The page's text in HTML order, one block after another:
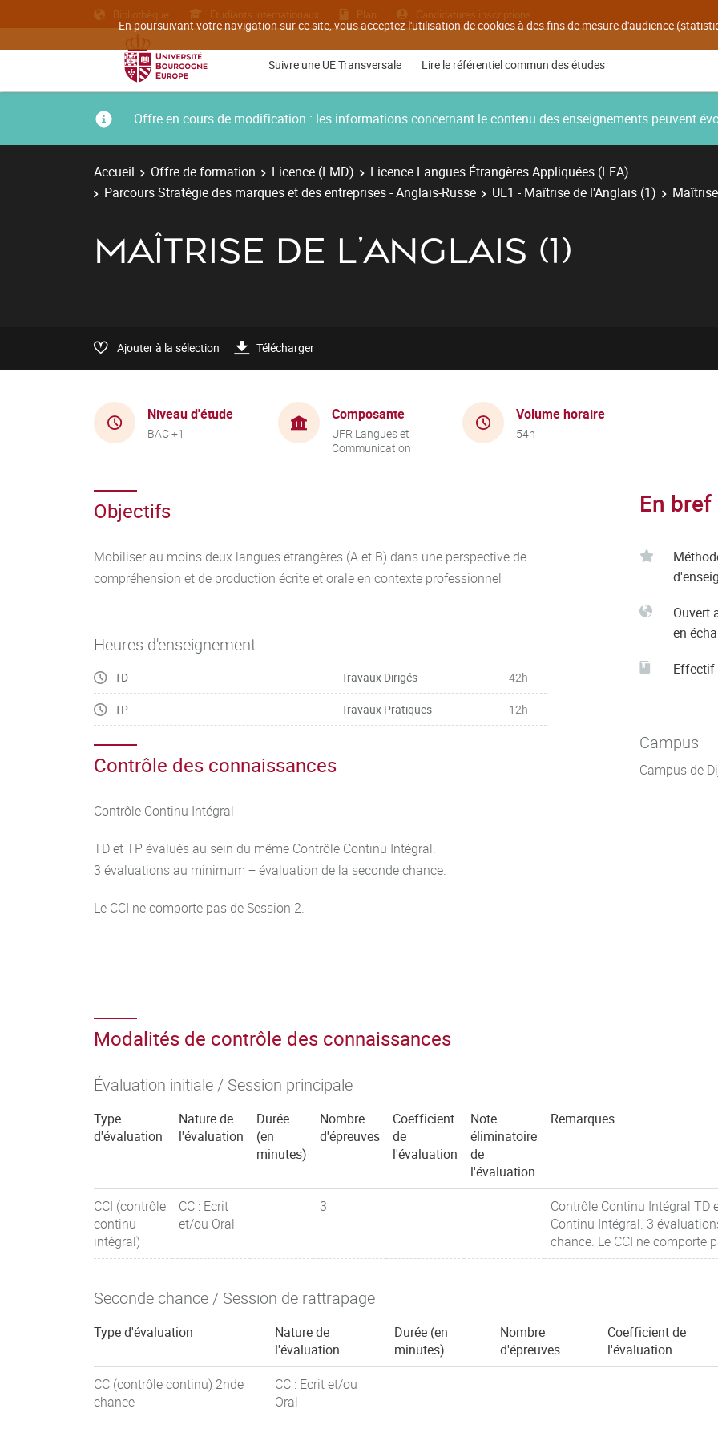
En poursuivant votre navigation sur ce site, vous acceptez l'utilisation de cookies à des fins de mesure d'audience
Bibliothèque Etudiants internationaux Plan Candidatures inscriptions
Suivre une UE Transversale Lire le référentiel commun des études
Offre en cours de modification : les informations concernant le contenu des enseignements peuvent
Accueil Offre de formation Licence (LMD)
Licence Langues Étrangères Appliquées (LEA)
Parcours Stratégie des marques et des entreprises - Anglais-Russe
UE1 - Maîtrise de l'Anglais (1)
MAÎTRISE DE L'ANGLAIS (1)
Ajouter à la sélection Télécharger
Niveau d'étude
BAC +1
Composante
UFR Langues et
Communication
Volume horaire
54h
Objectifs
Mobiliser au moins deux langues étrangères (A et B) dans une perspective de
compréhension et de production écrite et orale en contexte professionnel
Heures d'enseignement
TD Travaux Dirigés 42h
TP Travaux Pratiques 12h
Contrôle des connaissances
Contrôle Continu Intégral
TD et TP évalués au sein du même Contrôle Continu Intégral.
3 évaluations au minimum + évaluation de la seconde chance.
Le CCI ne comporte pas de Session 2.
En bref
Ouvert
en
Effectif
Campus
Campus de
Modalités de contrôle des connaissances
Évaluation initiale / Session principale
Type
d'évaluation
Nature de
l'évaluation
Durée
(en
minutes)
Nombre
d'épreuves
Coefficient
de
l'évaluation
Note
éliminatoire
de
l'évaluation
Remarques
CCI (contrôle
continu
intégral)
CC : Ecrit
et/ou Oral
3
Contrôle Continu Intégral TD
Continu Intégral. 3
chance. Le CCI ne comporte
Seconde chance / Session de rattrapage
Type d'évaluation
Nature de
l'évaluation
Durée (en
minutes)
Nombre
d'épreuves
Coefficient de
l'évaluation
CC (contrôle continu) 2nde
chance
CC : Ecrit et/ou
Oral